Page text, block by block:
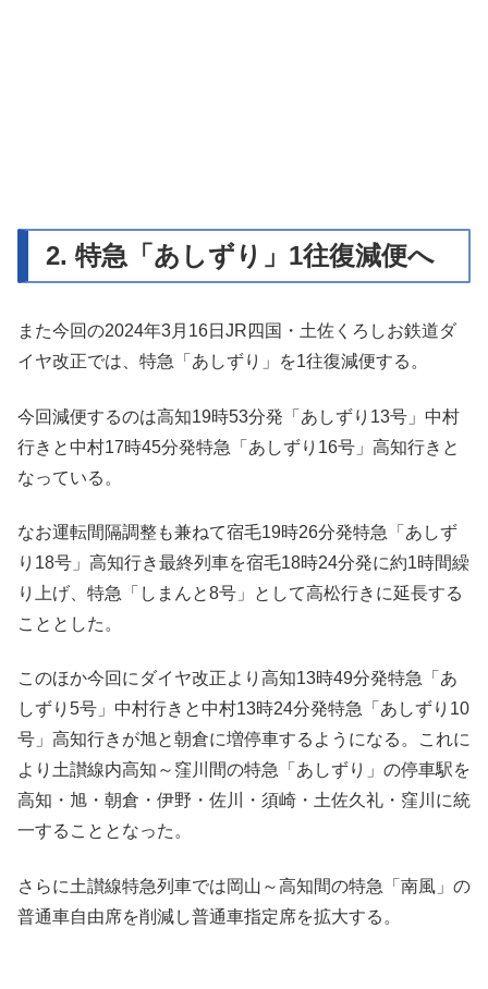
2. 特急「あしずり」1往復減便へ
また今回の2024年3月16日JR四国・土佐くろしお鉄道ダ
イヤ改正では、特急「あしずり」を1往復減便する。
今回減便するのは高知19時53分発「あしずり13号」中村
行きと中村17時45分発特急「あしずり16号」高知行きと
なっている。
なお運転間隔調整も兼ねて宿毛19時26分発特急「あしず
り18号」高知行き最終列車を宿毛18時24分発に約1時間繰
り上げ、特急「しまんと8号」として高松行きに延長する
こととした。
このほか今回にダイヤ改正より高知13時49分発特急「あ
しずり5号」中村行きと中村13時24分発特急「あしずり10
号」高知行きが旭と朝倉に増停車するようになる。これに
より土讃線内高知～窪川間の特急「あしずり」の停車駅を
高知・旭・朝倉・伊野・佐川・須崎・土佐久礼・窪川に統
一することとなった。
さらに土讃線特急列車では岡山～高知間の特急「南風」の
普通車自由席を削減し普通車指定席を拡大する。